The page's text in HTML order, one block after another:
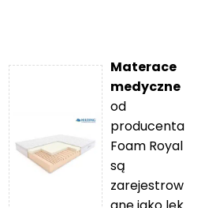
Materace
medyczne
od
producenta
Foam Royal
są
zarejestrow